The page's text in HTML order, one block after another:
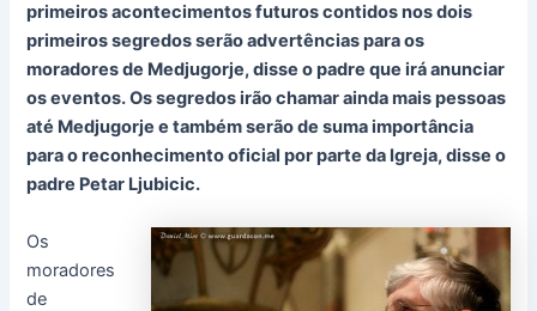
primeiros acontecimentos futuros contidos nos dois
primeiros segredos serão advertências para os
moradores de Medjugorje, disse o padre que irá anunciar
os eventos. Os segredos irão chamar ainda mais pessoas
até Medjugorje e também serão de suma importância
para o reconhecimento oficial por parte da Igreja, disse o
padre Petar Ljubicic.
Os
moradores
de